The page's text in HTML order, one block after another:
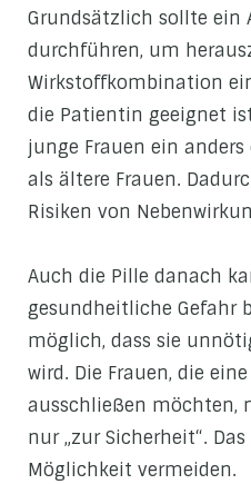
Grundsätzlich sollte ein
durchführen, um
Wirkstoffkombination
die Patientin geeignet
junge Frauen ein
als ältere Frauen.
Risiken von
Auch die Pille danach
gesundheitliche Gefahr
möglich, dass sie
wird. Die Frauen, die
ausschließen möchten,
nur „zur Sicherheit“.
Möglichkeit vermeiden.